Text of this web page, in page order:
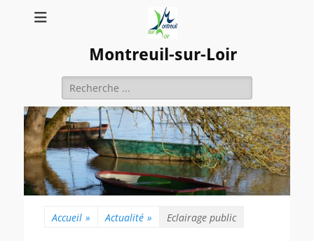
Montreuil-sur-Loir
Rechercher :
Accueil » Actualité » Eclairage public